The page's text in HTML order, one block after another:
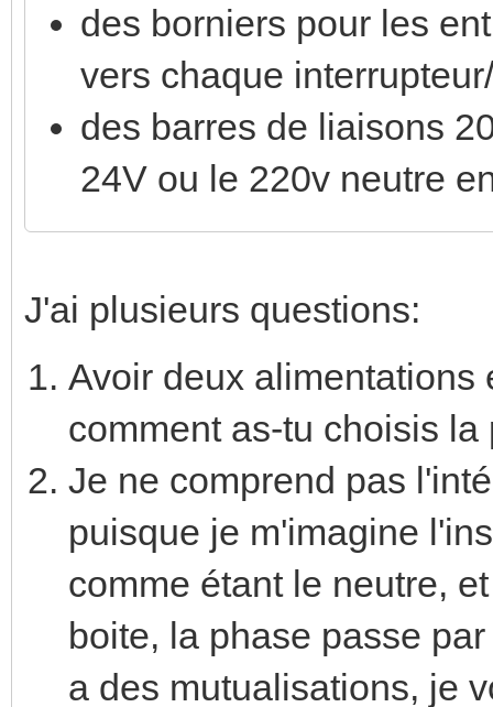
des borniers pour les
vers chaque
des barres de liaisons
24V ou le 220v neutre
J'ai plusieurs questions:
Avoir deux
comment as-tu choisis la
Je ne comprend pas
puisque je m'imagine
comme étant le neutre,
boite, la phase passe
a des mutualisations, je